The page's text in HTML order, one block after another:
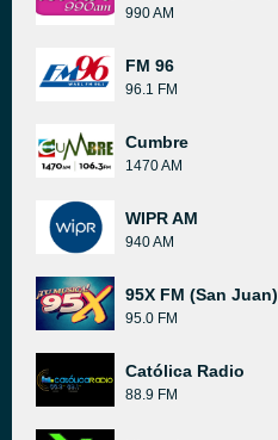
990 AM
FM 96
96.1 FM
Cumbre
1470 AM
WIPR AM
940 AM
95X FM (San Juan)
95.0 FM
Católica Radio
88.9 FM